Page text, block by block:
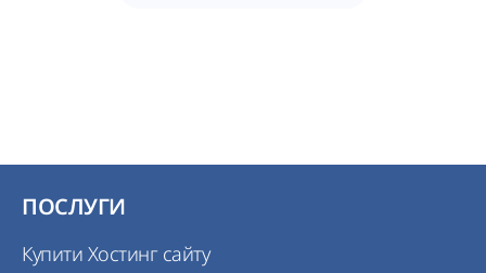
ПОСЛУГИ
Купити Хостинг сайту